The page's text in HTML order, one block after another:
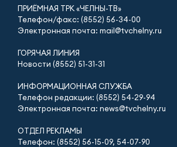
ПРИЁМНАЯ ТРК «ЧЕЛНЫ-ТВ»
Телефон/факс: (8552) 56-34-00
Электронная почта: mail@tvchelny.ru
ГОРЯЧАЯ ЛИНИЯ
Новости (8552) 51-31-31
ИНФОРМАЦИОННАЯ СЛУЖБА
Телефон редакции: (8552) 54-29-94
Электронная почта: news@tvchelny.ru
ОТДЕЛ РЕКЛАМЫ
Телефон: (8552) 56-15-09, 54-07-90